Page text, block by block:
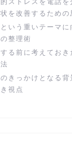
を改善するための
いう重いテーマに
整理術
る前に考えておき
きっかけとなる背
視点